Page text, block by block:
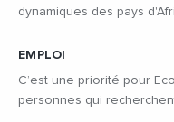
dynamiques des pays
EMPLOI
C’est une priorité pour
personnes qui